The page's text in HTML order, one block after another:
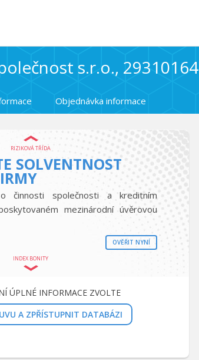
s.r.o., 29310164
Objednávka informace
RIZIKOVÁ TŘÍDA
SOLVENTNOST
činnosti společnosti a kreditním
mezinárodní úvěrovou
OVĚŘIT NYNÍ
INDEX BONITY
ÚPLNÉ INFORMACE ZVOLTE
A ZPŘÍSTUPNIT DATABÁZI